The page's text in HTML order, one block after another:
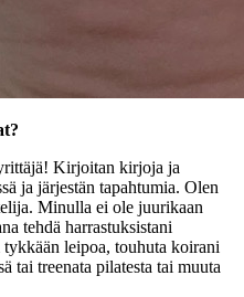
Kirjoitan kirjoja ja
ja järjestän tapahtumia. Olen
Minulla ei ole juurikaan
tehdä harrastuksistani
leipoa, touhuta koirani
tai treenata pilatesta tai muuta